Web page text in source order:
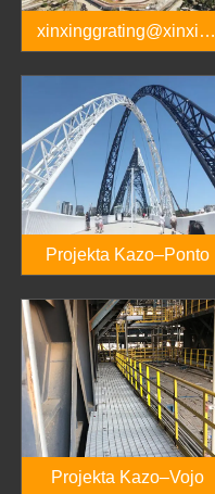
xinxinggrating@xinxing
pipes.com.cn
Projekta Kazo–Ponto
Projekta Kazo–Vojo